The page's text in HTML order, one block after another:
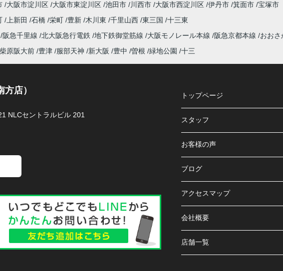
大阪市淀川区 大阪市東淀川区 池田市 川西市 大阪市西淀川区 伊丹市 箕面市 宝塚市
上新田 石橋 栄町 豊新 木川東 千里山西 東三国
十三東
阪急千里線 北大阪急行電鉄 地下鉄御堂筋線 大阪モノレール本線 阪急京都本線 おおさ
柴原阪大前 豊津 服部天神 新大阪 豊中 曽根 緑地公園 十三
店）
NLCセントラルビル 201
トップページ
スタッフ
お客様の声
ブログ
アクセスマップ
会社概要
店舗一覧